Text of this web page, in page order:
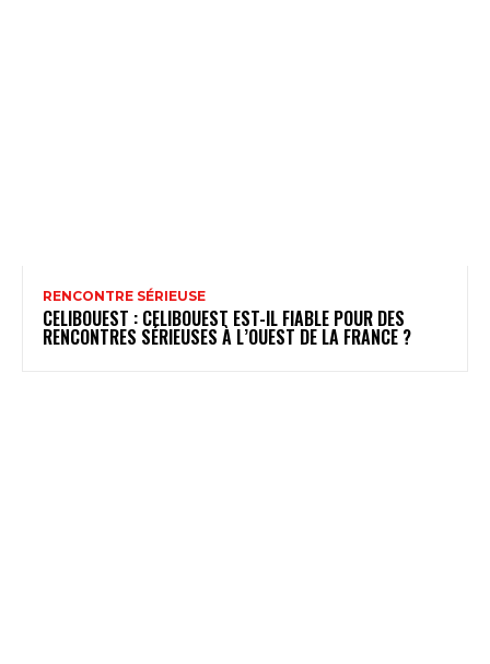
RENCONTRE SÉRIEUSE
CELIBOUEST : CELIBOUEST EST-IL FIABLE POUR DES
RENCONTRES SÉRIEUSES À L’OUEST DE LA FRANCE ?